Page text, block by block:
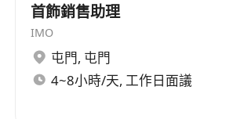
首飾銷售助理
IMO
屯門, 屯門
4~8小時/天, 工作日面議